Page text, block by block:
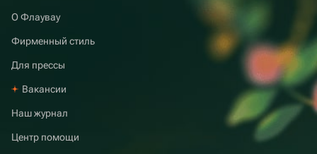
О Флаувау
Фирменный стиль
Для прессы
Вакансии
Наш журнал
Центр помощи